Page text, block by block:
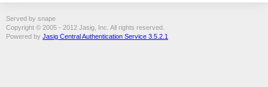
Served by snape
Copyright © 2005 - 2012 Jasig, Inc. All rights reserved.
Powered by Jasig Central Authentication Service 3.5.2.1